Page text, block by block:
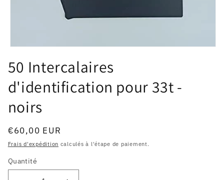
média
1
dans
une
fenêtre
modale
50 Intercalaires
d'identification pour 33t -
noirs
Prix
habituel
€60,00 EUR
Frais d'expédition calculés à l'étape de paiement.
Quantité